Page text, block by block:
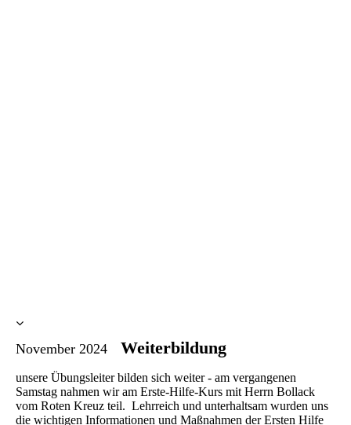
November 2024 Weiterbildung
unsere Übungsleiter bilden sich weiter - am vergangenen
Samstag nahmen wir am Erste-Hilfe-Kurs mit Herrn Bollack
vom Roten Kreuz teil. Lehrreich und unterhaltsam wurden uns
die wichtigen Informationen und Maßnahmen der Ersten Hilfe